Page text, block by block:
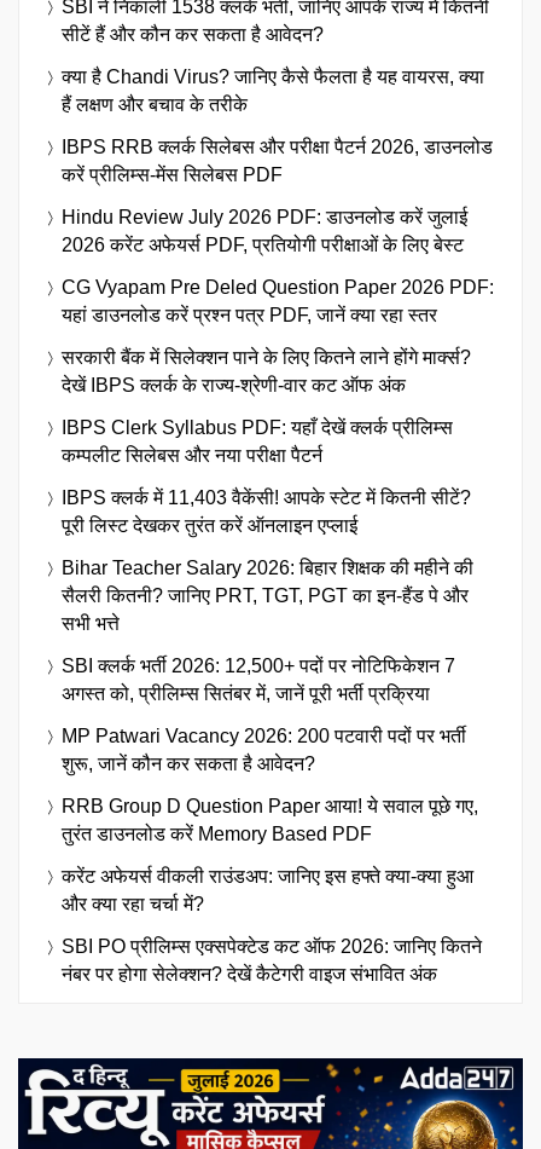
SBI ने निकाली 1538 क्लर्क भर्ती, जानिए आपके राज्य में कितनी
सीटें हैं और कौन कर सकता है आवेदन?
क्या है Chandi Virus? जानिए कैसे फैलता है यह वायरस, क्या
हैं लक्षण और बचाव के तरीके
IBPS RRB क्लर्क सिलेबस और परीक्षा पैटर्न 2026, डाउनलोड
करें प्रीलिम्स-मेंस सिलेबस PDF
Hindu Review July 2026 PDF: डाउनलोड करें जुलाई
2026 करेंट अफेयर्स PDF, प्रतियोगी परीक्षाओं के लिए बेस्ट
CG Vyapam Pre Deled Question Paper 2026 PDF:
यहां डाउनलोड करें प्रश्न पत्र PDF, जानें क्या रहा स्तर
सरकारी बैंक में सिलेक्शन पाने के लिए कितने लाने होंगे मार्क्स?
देखें IBPS क्लर्क के राज्य-श्रेणी-वार कट ऑफ अंक
IBPS Clerk Syllabus PDF: यहाँ देखें क्लर्क प्रीलिम्स
कम्पलीट सिलेबस और नया परीक्षा पैटर्न
IBPS क्लर्क में 11,403 वैकेंसी! आपके स्टेट में कितनी सीटें?
पूरी लिस्ट देखकर तुरंत करें ऑनलाइन एप्लाई
Bihar Teacher Salary 2026: बिहार शिक्षक की महीने की
सैलरी कितनी? जानिए PRT, TGT, PGT का इन-हैंड पे और
सभी भत्ते
SBI क्लर्क भर्ती 2026: 12,500+ पदों पर नोटिफिकेशन 7
अगस्त को, प्रीलिम्स सितंबर में, जानें पूरी भर्ती प्रक्रिया
MP Patwari Vacancy 2026: 200 पटवारी पदों पर भर्ती
शुरू, जानें कौन कर सकता है आवेदन?
RRB Group D Question Paper आया! ये सवाल पूछे गए,
तुरंत डाउनलोड करें Memory Based PDF
करेंट अफेयर्स वीकली राउंडअप: जानिए इस हफ्ते क्या-क्या हुआ
और क्या रहा चर्चा में?
SBI PO प्रीलिम्स एक्सपेक्टेड कट ऑफ 2026: जानिए कितने
नंबर पर होगा सेलेक्शन? देखें कैटेगरी वाइज संभावित अंक